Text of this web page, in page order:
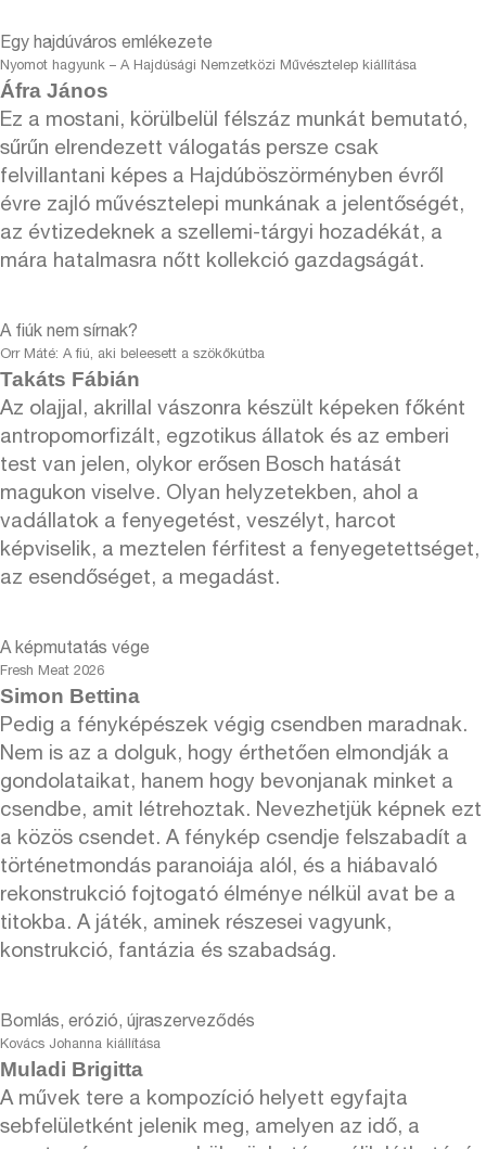
Egy hajdúváros emlékezete
Nyomot hagyunk – A Hajdúsági Nemzetközi Művésztelep kiállítása
Áfra János
Ez a mostani, körülbelül félszáz munkát bemutató,
sűrűn elrendezett válogatás persze csak
felvillantani képes a Hajdúböszörményben évről
évre zajló művésztelepi munkának a jelentőségét,
az évtizedeknek a szellemi-tárgyi hozadékát, a
mára hatalmasra nőtt kollekció gazdagságát.
A fiúk nem sírnak?
Orr Máté: A fiú, aki beleesett a szökőkútba
Takáts Fábián
Az olajjal, akrillal vászonra készült képeken főként
antropomorfizált, egzotikus állatok és az emberi
test van jelen, olykor erősen Bosch hatását
magukon viselve. Olyan helyzetekben, ahol a
vadállatok a fenyegetést, veszélyt, harcot
képviselik, a meztelen férfitest a fenyegetettséget,
az esendőséget, a megadást.
A képmutatás vége
Fresh Meat 2026
Simon Bettina
Pedig a fényképészek végig csendben maradnak.
Nem is az a dolguk, hogy érthetően elmondják a
gondolataikat, hanem hogy bevonjanak minket a
csendbe, amit létrehoztak. Nevezhetjük képnek ezt
a közös csendet. A fénykép csendje felszabadít a
történetmondás paranoiája alól, és a hiábavaló
rekonstrukció fojtogató élménye nélkül avat be a
titokba. A játék, aminek részesei vagyunk,
konstrukció, fantázia és szabadság.
Bomlás, erózió, újraszerveződés
Kovács Johanna kiállítása
Muladi Brigitta
A művek tere a kompozíció helyett egyfajta
sebfelületként jelenik meg, amelyen az idő, a